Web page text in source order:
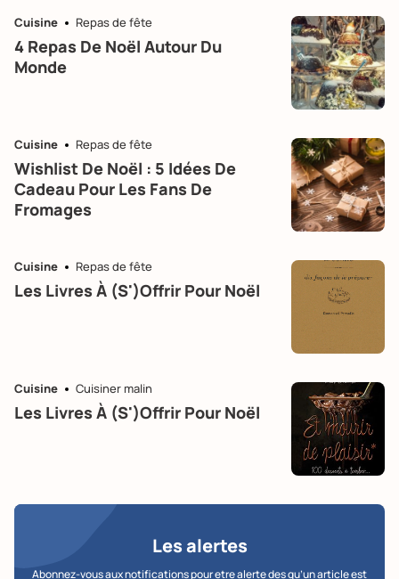
Cuisine Repas de fête
4 Repas De Noël Autour Du
Monde
Cuisine Repas de fête
Wishlist De Noël : 5 Idées De
Cadeau Pour Les Fans De
Fromages
Cuisine Repas de fête
Les Livres À (s')offrir Pour Noël
Cuisine Cuisiner malin
Les Livres À (s')offrir Pour Noël
Les alertes
Abonnez-vous aux notifications pour etre alerte des qu’un article est